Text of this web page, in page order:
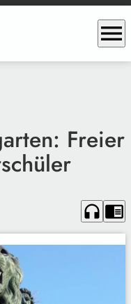
menu
Freier
headphones chrome_reader_mode